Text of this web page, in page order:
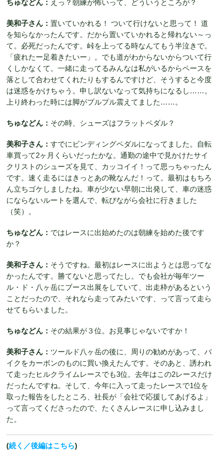
ちゅなどん： えっ？朝練が怖いって、どういうところが？
美和子さん：置いていかれる！ ついて行けないと思って！ 道
を知らなかったんです。だから置いていかれると帰れない～っ
て。必死だったんです。峠を上ってる時なんてもう半泣きで。
「疲れたー足着きたいー」。でも道がわからないからついて行
くしかなくて。一緒に走ってるみんなは私がいるからペースを
落として合わせてくれたりもするんですけど、そうすると今度
は迷惑をかけちゃう。申し訳ないなって気持ちになるし……。
上り終わった時には脚がプルプル震えてました……。
ちゅなどん： その時、シューズはフラットペダル？
美和子さん：すでにビンディングペダルになってました。自転
車買って2ヶ月くらいだったかな。通勤の途中で見かけたサイ
クリストのシューズを見て、カッコイイ！って思っちゃったん
です。速く走るにはきっとあの靴なんだ！って。最初はもちろ
ん立ちゴケしましたね。車が少ない早朝に出発して、車の迷惑
にならないルートを選んで、転びながら会社に行きました
（笑）。
ちゅなどん： ではレースに出始めたのは朝練を始めた後です
か？
美和子さん： そうですね。最初はレースに出ようとは思ってな
かったんです。勝てないと思ってたし。でも会社が毎年ツー
ル・ド・八ヶ岳にブース出展をしていて、出走枠があるという
ことだったので、それなら走ってみたいです、って言って走ら
せてもらいました。
ちゅなどん： その結果が３位。お見事じゃないですか！
美和子さん： ツールド八ヶ岳の後に、周りの勧めがあって、バ
イクをカーボンのものに買い換えたんです。そのあと、誘われ
て走ったヒルクライムレースでも3位。去年はこの2レースだけ
だったんですね。そして、今年に入って走ったレースで1位を
取った報告をしたところ、社長が「会社で応援してあげるよ」
って言ってくださったので、たくさんレースに申し込みまし
た。
(続く／後編はこちら)